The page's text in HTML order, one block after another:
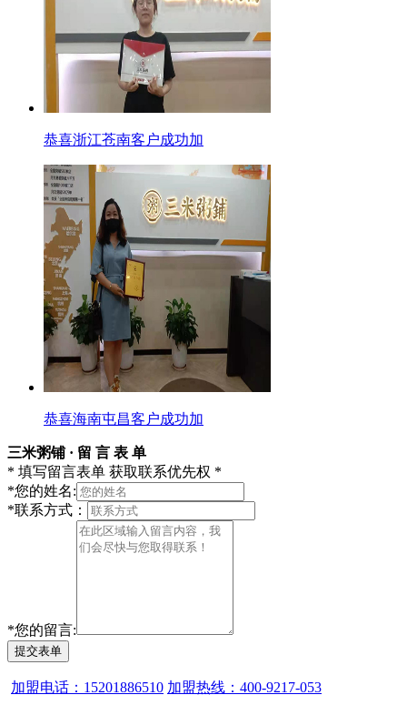
恭喜浙江苍南客户成功加
恭喜海南屯昌客户成功加
三米粥铺 · 留 言 表 单
* 填写留言表单 获取联系优先权 *
*您的姓名:
*联系方式：
*您的留言:
提交表单
加盟电话：15201886510 加盟热线：400-9217-053